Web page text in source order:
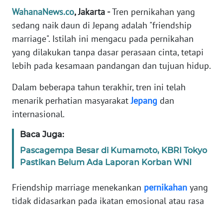
WahanaNews.co, Jakarta -Tren pernikahan yang
sedang naik daun di Jepang adalah "friendship
marriage". Istilah ini mengacu pada pernikahan
yang dilakukan tanpa dasar perasaan cinta, tetapi
lebih pada kesamaan pandangan dan tujuan hidup.
Dalam beberapa tahun terakhir, tren ini telah
menarik perhatian masyarakatJepang dan
internasional.
Baca Juga:
Pascagempa Besar di Kumamoto, KBRI Tokyo
Pastikan Belum Ada Laporan Korban WNI
Friendship marriage menekankan pernikahan yang
tidak didasarkan pada ikatan emosional atau rasa
INDEKS
BERITA
KONTAK
INFO
IKLAN
TENTANG
KAMI
MEDIA